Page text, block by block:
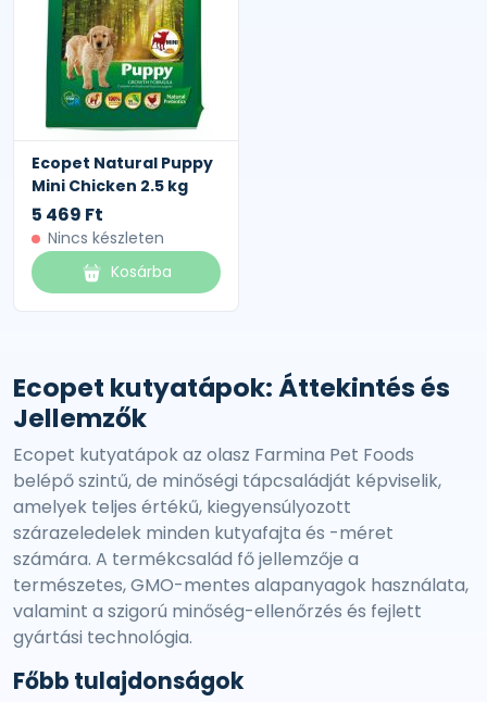
Ecopet Natural Puppy
Mini Chicken 2.5 kg
5 469 Ft
Nincs készleten
Kosárba
Ecopet kutyatápok: Áttekintés és
Jellemzők
Ecopet kutyatápok az olasz Farmina Pet Foods
belépő szintű, de minőségi tápcsaládját képviselik,
amelyek teljes értékű, kiegyensúlyozott
szárazeledelek minden kutyafajta és -méret
számára. A termékcsalád fő jellemzője a
természetes, GMO-mentes alapanyagok használata,
valamint a szigorú minőség-ellenőrzés és fejlett
gyártási technológia.
Főbb tulajdonságok